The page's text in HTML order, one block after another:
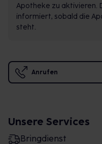
Apotheke zu aktivieren.
informiert, sobald die
steht.
Anrufen
Unsere Services
Bringdienst